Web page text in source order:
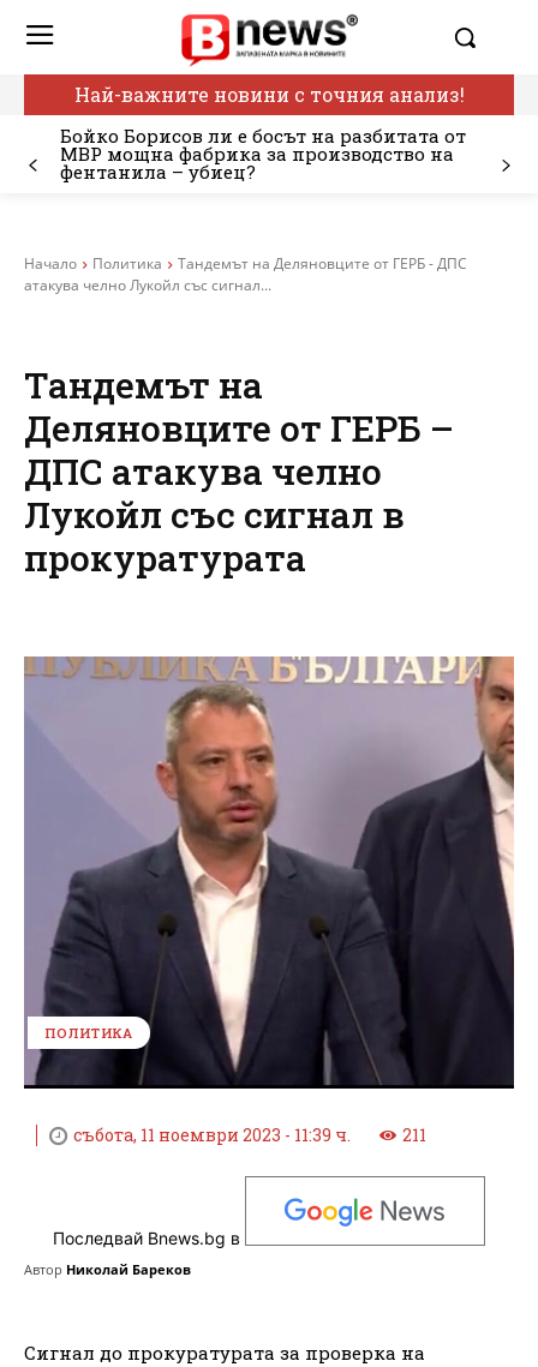
Най-важните новини с точния анализ!
Бойко Борисов ли е босът на разбитата от
МВР мощна фабрика за производство на
фентанила – убиец?
Начало Политика
Тандемът на Деляновците от ГЕРБ - ДПС
атакува челно Лукойл със сигнал...
Тандемът на
Деляновците от ГЕРБ –
ДПС атакува челно
Лукойл със сигнал в
прокуратурата
ПОЛИТИКА
събота, 11 ноември 2023 - 11:39 ч. 211
Последвай Bnews.bg в
Автор Николай Бареков
Сигнал до прокуратурата за проверка на